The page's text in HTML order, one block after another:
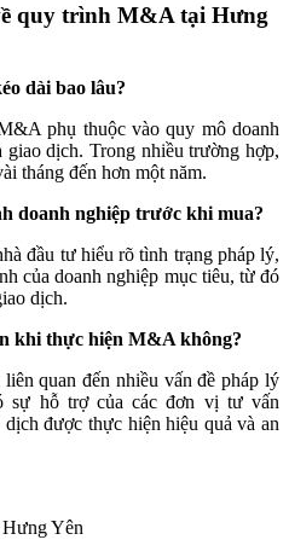
quy trình M&A tại Hưng
dài bao lâu?
phụ thuộc vào quy mô doanh
dịch. Trong nhiều trường hợp,
tháng đến hơn một năm.
doanh nghiệp trước khi mua?
đầu tư hiểu rõ tình trạng pháp lý,
của doanh nghiệp mục tiêu, từ đó
dịch.
khi thực hiện M&A không?
quan đến nhiều vấn đề pháp lý
sự hỗ trợ của các đơn vị tư vấn
được thực hiện hiệu quả và an
Yên